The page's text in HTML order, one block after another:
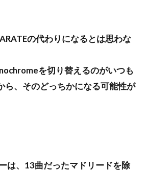
の代わりになるとは思わな
を切り替えるのがいつも
ら、そのどっちかになる可能性が
は、13曲だったマドリードを除